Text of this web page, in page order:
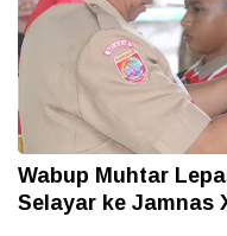
Wabup Muhtar
Selayar ke Jamnas